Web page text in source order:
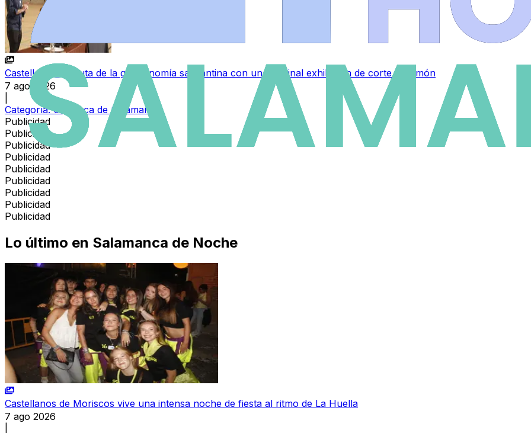
Castellanos disfruta de la gastronomía salmantina con una original exhibición de corte de jamón
7 ago 2026
Categoría:Comarca de Salamanca
Publicidad
Publicidad
Publicidad
Publicidad
Publicidad
Publicidad
Publicidad
Publicidad
Publicidad
Lo último en Salamanca de Noche
Castellanos de Moriscos vive una intensa noche de fiesta al ritmo de La Huella
7 ago 2026